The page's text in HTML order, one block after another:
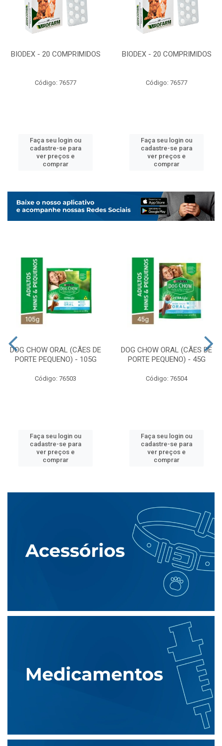
BIODEX - 20 COMPRIMIDOS
Código: 76577
Faça seu login ou
cadastre-se para
ver preços e
comprar
BIODEX - 20 COMPRIMIDOS
Código: 76577
Faça seu login ou
cadastre-se para
ver preços e
comprar
DOG CHOW ORAL (CÃES DE
PORTE PEQUENO) - 105G
Código: 76503
Faça seu login ou
cadastre-se para
ver preços e
comprar
DOG CHOW ORAL (CÃES DE
PORTE PEQUENO) - 45G
Código: 76504
Faça seu login ou
cadastre-se para
ver preços e
comprar